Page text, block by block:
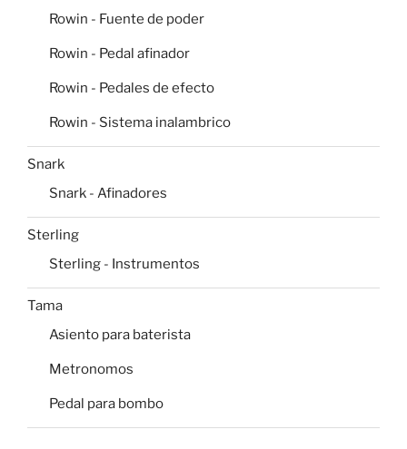
Rowin - Fuente de poder
Rowin - Pedal afinador
Rowin - Pedales de efecto
Rowin - Sistema inalambrico
Snark
Snark - Afinadores
Sterling
Sterling - Instrumentos
Tama
Asiento para baterista
Metronomos
Pedal para bombo